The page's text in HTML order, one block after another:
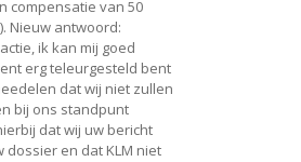
compensatie van 50
Nieuw antwoord:
ik kan mij goed
erg teleurgesteld bent
dat wij niet zullen
bij ons standpunt
dat wij uw bericht
en dat KLM niet